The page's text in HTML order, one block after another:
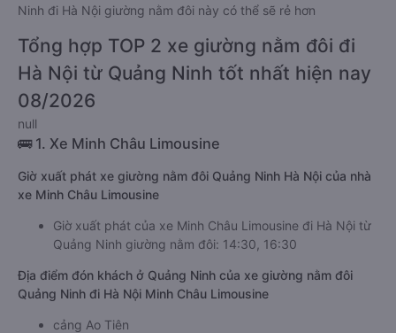
Ninh đi Hà Nội giường nằm đôi này có thể sẽ rẻ hơn
Tổng hợp TOP 2 xe giường nằm đôi đi
Hà Nội từ Quảng Ninh tốt nhất hiện nay
08/2026
null
🚌 1. Xe Minh Châu Limousine
Giờ xuất phát xe giường nằm đôi Quảng Ninh Hà Nội của nhà
xe Minh Châu Limousine
Giờ xuất phát của xe Minh Châu Limousine đi Hà Nội từ
Quảng Ninh giường nằm đôi: 14:30, 16:30
Địa điểm đón khách ở Quảng Ninh của xe giường nằm đôi
Quảng Ninh đi Hà Nội Minh Châu Limousine
cảng Ao Tiên